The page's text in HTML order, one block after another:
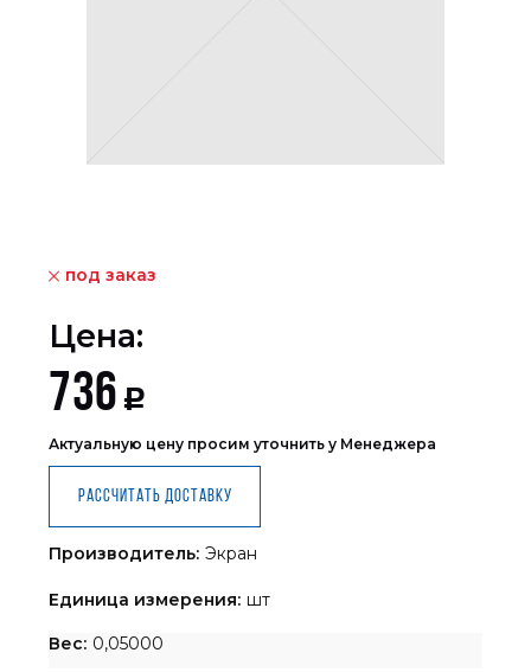
под заказ
Цена:
736 Р
Актуальную цену просим уточнить у Менеджера
Рассчитать доставку
Производитель: Экран
Единица измерения: шт
Вес: 0,05000